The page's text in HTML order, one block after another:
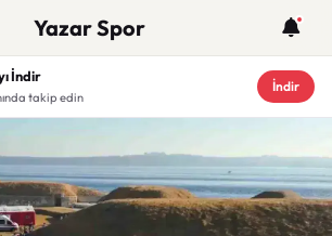
Yazar Spor
İndir
takip edin
İndir